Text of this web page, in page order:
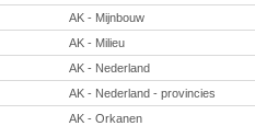
AK - Mijnbouw
AK - Milieu
AK - Nederland
AK - Nederland - provincies
AK - Orkanen